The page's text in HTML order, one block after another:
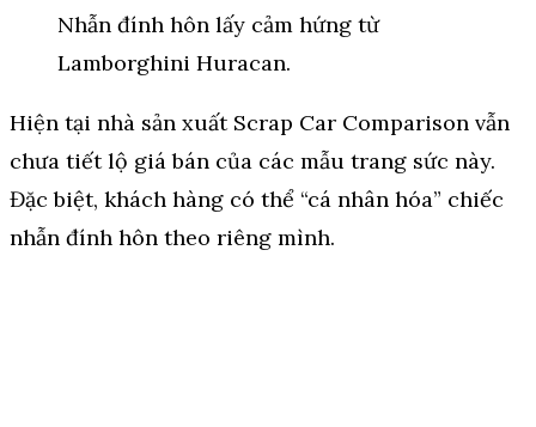
Nhẫn đính hôn lấy cảm hứng từ
Lamborghini Huracan.
Hiện tại nhà sản xuất Scrap Car Comparison vẫn
chưa tiết lộ giá bán của các mẫu trang sức này.
Đặc biệt, khách hàng có thể “cá nhân hóa” chiếc
nhẫn đính hôn theo riêng mình.